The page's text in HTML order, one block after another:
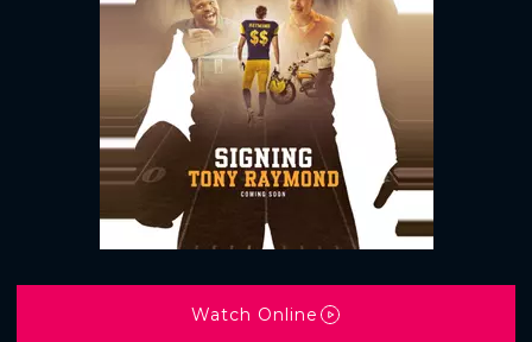
Watch Online